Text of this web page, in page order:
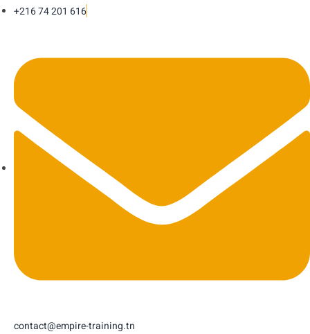
+216 74 201 616
contact@empire-training.tn